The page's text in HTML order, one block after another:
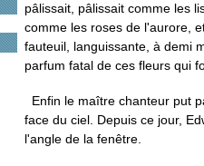
pâlissait, pâlissait comme les
comme les roses de l'aurore,
fauteuil, languissante, à demi
parfum fatal de ces fleurs qui
Enfin le maître chanteur put
face du ciel. Depuis ce jour,
l'angle de la fenêtre.